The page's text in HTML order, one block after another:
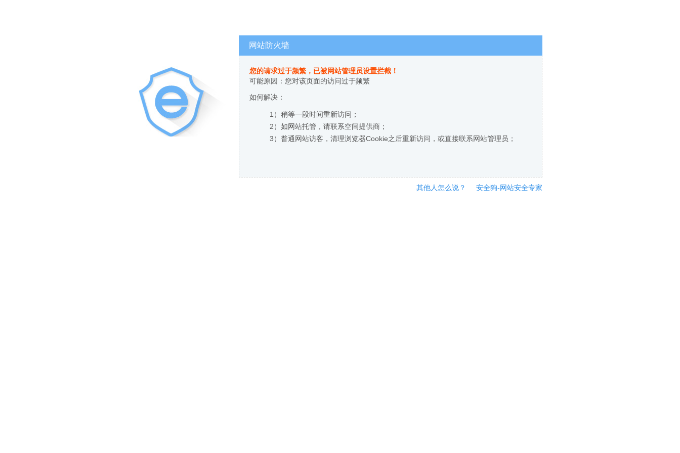
网站防火墙
您的请求过于频繁，已被网站管理员设置拦截！
可能原因：您对该页面的访问过于频繁
如何解决：
1）稍等一段时间重新访问；
2）如网站托管，请联系空间提供商；
3）普通网站访客，清理浏览器Cookie之后重新访问，或直接联系网站管理员；
其他人怎么说？ 安全狗-网站安全专家